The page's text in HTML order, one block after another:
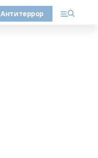
Антитеррор